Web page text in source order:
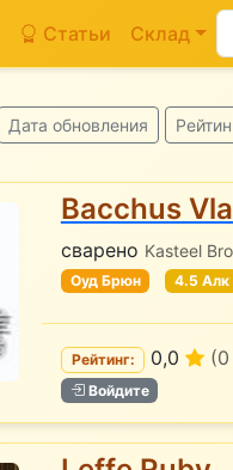
Статьи Склад
Дата обновления
Bacchus
сварено Kasteel
Оуд Брюн 4.5 Алк
Рейтинг: 0,0
Войдите